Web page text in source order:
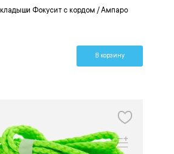
Фокусит с кордом / Ампаро
В корзину